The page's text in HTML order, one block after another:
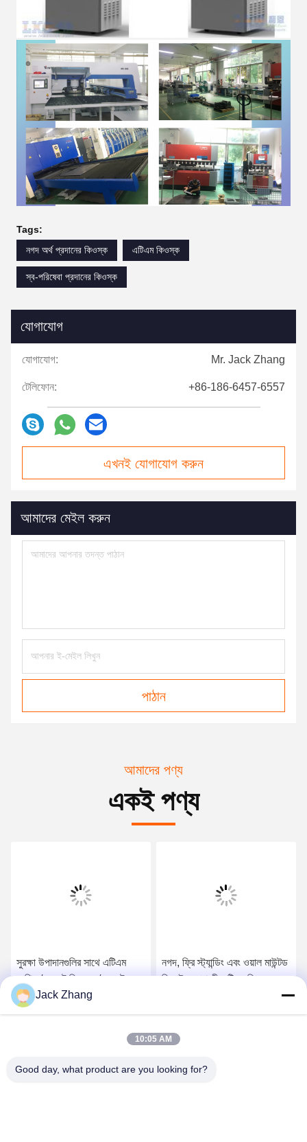
Tags:
নগদ অর্থ প্রদানের কিওস্ক
এটিএম কিওস্ক
স্ব-পরিষেবা প্রদানের কিওস্ক
যোগাযোগ
যোগাযোগ: Mr. Jack Zhang
টেলিফোন: +86-186-6457-6557
এখনই যোগাযোগ করুন
আমাদের মেইল ​​করুন
পাঠান
আমাদের পণ্য
একই পণ্য
সুরক্ষা উপাদানগুলির সাথে এটিএম
মেশিন / পেমেন্ট কিওস্ক / পেমেন্ট
মেশিন এবং এলকেএস চীন থেকে
কাস্টম ডিজাইনসেরা মূল্য পান
নগদ, ফ্রি স্ট্যান্ডিং এবং ওয়াল মাউন্টড
ডিজাইন, সাশ্রয়ী এটিএম কিওস্ক,
পেমেন্ট কিউস্কসেরা মূল্য পান
Jack Zhang
10:05 AM
Good day, what product are you looking for?